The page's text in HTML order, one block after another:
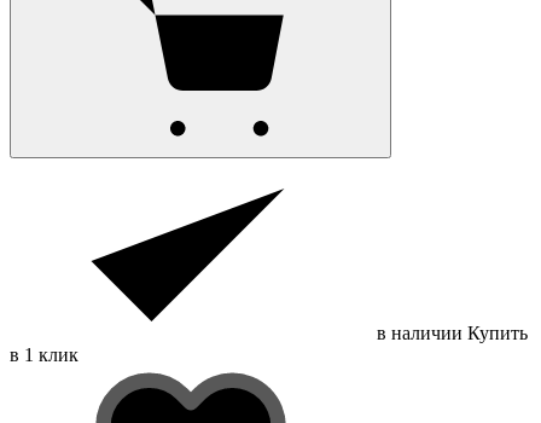
в наличии Купить
в 1 клик